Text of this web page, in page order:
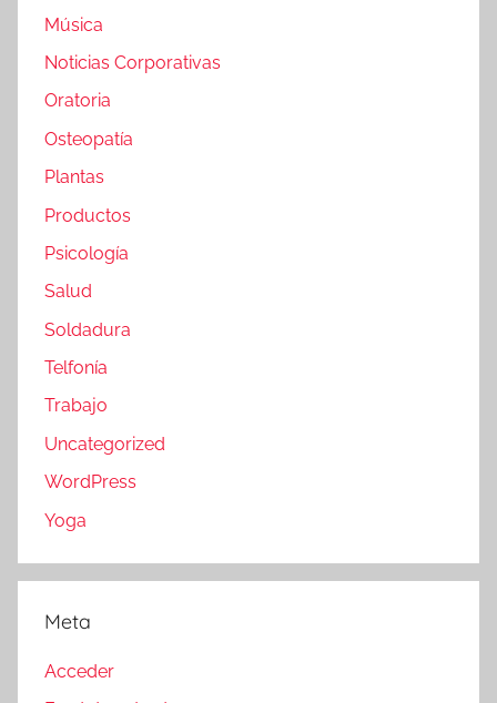
Música
Noticias Corporativas
Oratoria
Osteopatía
Plantas
Productos
Psicología
Salud
Soldadura
Telfonía
Trabajo
Uncategorized
WordPress
Yoga
Meta
Acceder